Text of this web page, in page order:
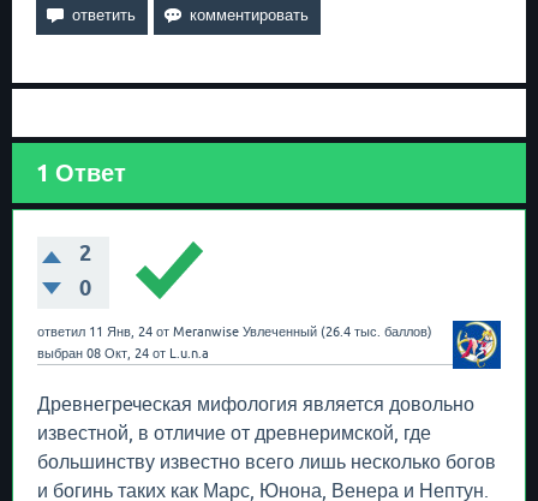
1 Ответ
2
0
ответил 11 Янв, 24 от Meranwise Увлеченный (26.4 тыс. баллов)
выбран 08 Окт, 24 от L.u.n.a
Древнегреческая мифология является довольно
известной, в отличие от древнеримской, где
большинству известно всего лишь несколько богов
и богинь таких как Марс, Юнона, Венера и Нептун.